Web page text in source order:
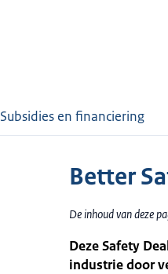
Subsidies en financiering
Better
De inhoud van deze
Deze Safety
industrie door